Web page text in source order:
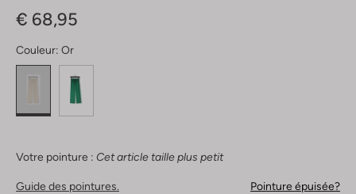
€ 68,95
Couleur: Or
Votre pointure : Cet article taille plus petit
Guide des pointures. Pointure épuisée?